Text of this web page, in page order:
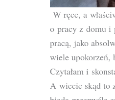
W ręce, a
o pracy z domu i
pracą, jako
wiele upokorzeń,
Czytałam i
A wiecie skąd to